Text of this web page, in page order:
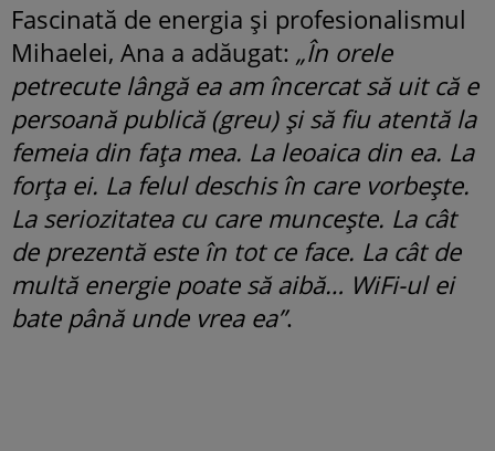
Fascinată de energia și profesionalismul
Mihaelei, Ana a adăugat: „În orele
petrecute lângă ea am încercat să uit că e
persoană publică (greu) și să fiu atentă la
femeia din fața mea. La leoaica din ea. La
forța ei. La felul deschis în care vorbește.
La seriozitatea cu care muncește. La cât
de prezentă este în tot ce face. La cât de
multă energie poate să aibă… WiFi-ul ei
bate până unde vrea ea”.